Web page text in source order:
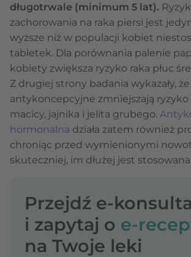
długotrwale (minimum 5 lat).
zachorowania na raka piersi jest
wyższe niż w populacji kobiet
tabletek. Dla porównania palenie
kobiety zwiększa ryzyko raka płuc
Z drugiej strony badania wykazały,
antykoncepcyjne zmniejszają ryzyko
macicy, jajnika i jelita grubego.
hormonalna działa zatem również
chroniąc przed wymienionymi
skuteczniej, im dłużej jest
Przejdź e-
i zapytaj o e-
na Twoje leki